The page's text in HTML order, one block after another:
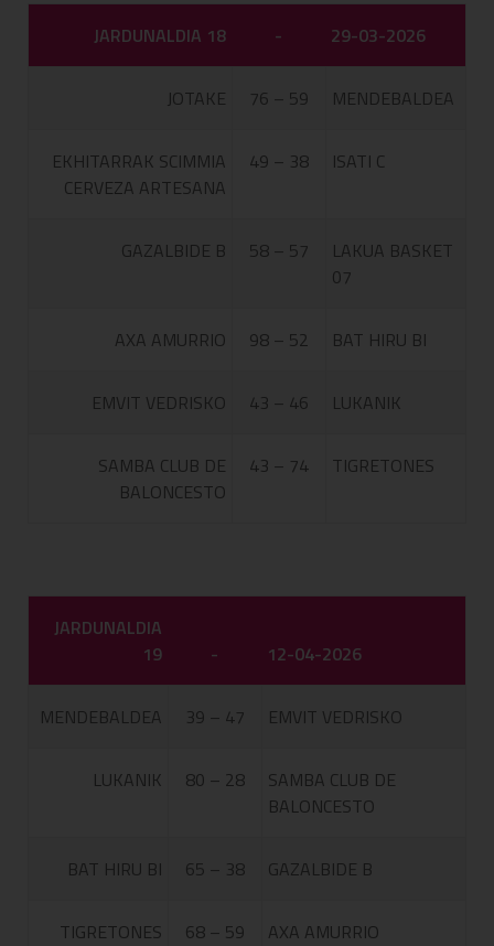
JARDUNALDIA 18 - 29-03-2026
JOTAKE 76 – 59 MENDEBALDEA
EKHITARRAK SCIMMIA
CERVEZA ARTESANA
49 – 38 ISATI C
GAZALBIDE B 58 – 57
LAKUA BASKET
07
AXA AMURRIO 98 – 52 BAT HIRU BI
EMVIT VEDRISKO 43 – 46 LUKANIK
SAMBA CLUB DE
BALONCESTO
43 – 74 TIGRETONES
JARDUNALDIA
19
- 12-04-2026
MENDEBALDEA 39 – 47 EMVIT VEDRISKO
LUKANIK 80 – 28
SAMBA CLUB DE
BALONCESTO
BAT HIRU BI 65 – 38 GAZALBIDE B
TIGRETONES 68 – 59 AXA AMURRIO